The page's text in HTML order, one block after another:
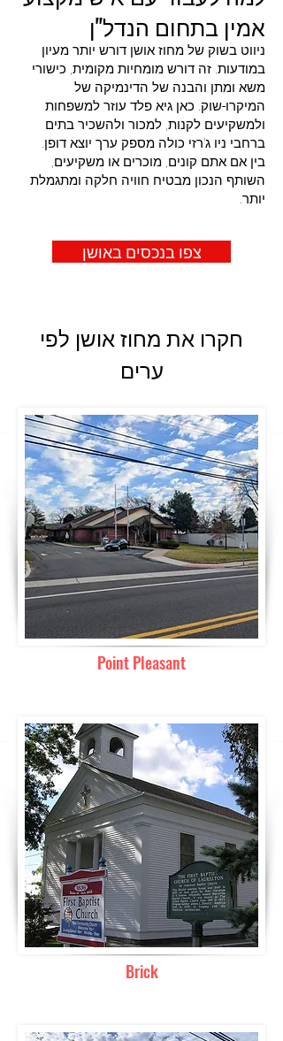
אמין בתחום הנדל"ן
ניווט בשוק של מחוז אושן דורש יותר מעיון
במודעות. זה דורש מומחיות מקומית, כישורי
משא ומתן והבנה של הדינמיקה של
המיקרו-שוק. כאן גיא פלד עוזר למשפחות
ולמשקיעים לקנות, למכור ולהשכיר בתים
ברחבי ניו ג'רזי כולה מספק ערך יוצא דופן.
בין אם אתם קונים, מוכרים או משקיעים,
השותף הנכון מבטיח חוויה חלקה ומתגמלת
יותר.
צפו בנכסים באושן
חקרו את מחוז אושן לפי
ערים
Point Pleasant
Brick